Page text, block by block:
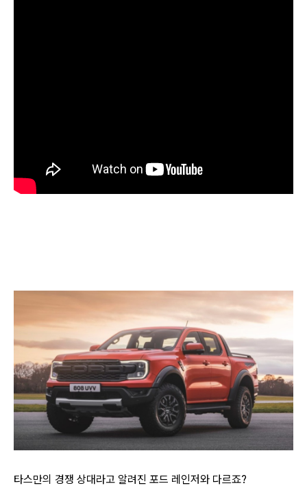
타스만의 경쟁 상대라고 알려진 포드 레인저와 다르죠?